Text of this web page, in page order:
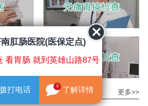
更多>>
肛肠医院(医保定点)
看胃肠 就到英雄山路87号
拨打电话 9 了解详情